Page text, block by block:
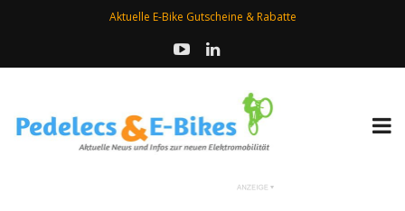
Aktuelle E-Bike Gutscheine & Rabatte